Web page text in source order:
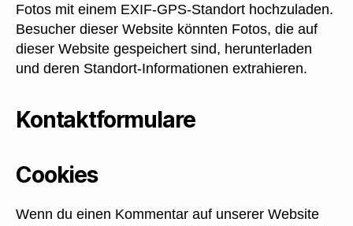
Fotos mit einem EXIF-GPS-Standort hochzuladen.
Besucher dieser Website könnten Fotos, die auf
dieser Website gespeichert sind, herunterladen
und deren Standort-Informationen extrahieren.
Kontaktformulare
Cookies
Wenn du einen Kommentar auf unserer Website